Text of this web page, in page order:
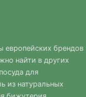
европейских брендов
найти в других
для
из натуральных